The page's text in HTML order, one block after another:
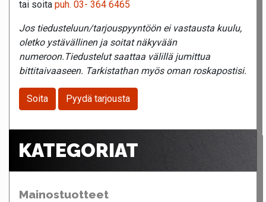
tai soita puh. 03- 364 6465
Jos tiedusteluun/tarjouspyyntöön ei vastausta kuulu,
oletko ystävällinen ja soitat näkyvään
numeroon.Tiedustelut saattaa välillä jumittua
bittitaivaaseen. Tarkistathan myös oman roskapostisi.
Soita Pyydä tarjousta
KATEGORIAT
Mainostuotteet